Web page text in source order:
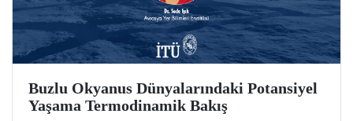
Buzlu Okyanus Dünyalarındaki Potansiyel
Yaşama Termodinamik Bakış